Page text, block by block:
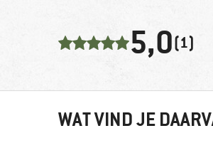
5,0(1)
WAT VIND JE